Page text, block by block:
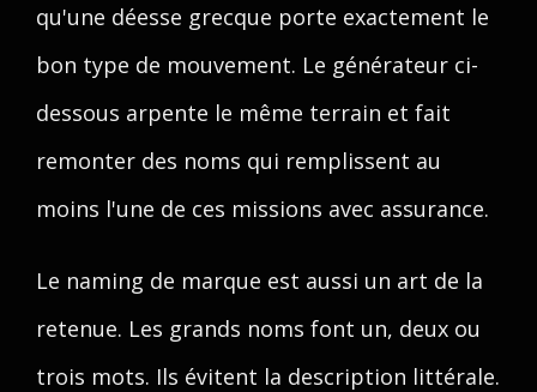
qu'une déesse grecque porte exactement le
bon type de mouvement. Le générateur ci-
dessous arpente le même terrain et fait
remonter des noms qui remplissent au
moins l'une de ces missions avec assurance.
Le naming de marque est aussi un art de la
retenue. Les grands noms font un, deux ou
trois mots. Ils évitent la description littérale.